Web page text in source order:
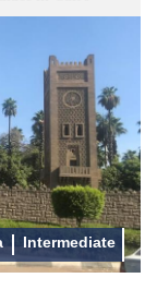
in Cairo
Intermediate